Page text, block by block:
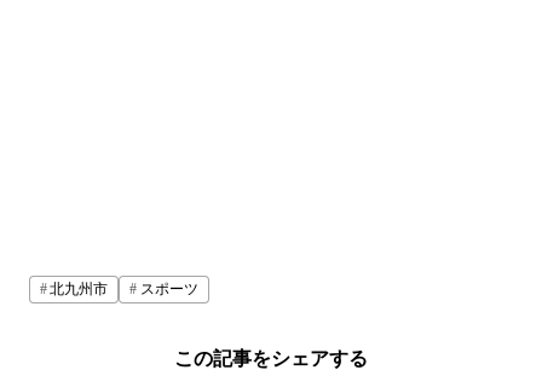
北九州市 スポーツ
この記事をシェアする